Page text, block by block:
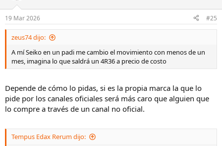
e
s
19 Mar 2026 #25
zeus74 dijo:
A mí Seiko en un padi me cambio el movimiento con menos de un
mes, imagina lo que saldrá un 4R36 a precio de costo
Depende de cómo lo pidas, si es la propia marca la que lo
pide por los canales oficiales será más caro que alguien que
lo compre a través de un canal no oficial.
Tempus Edax Rerum dijo: